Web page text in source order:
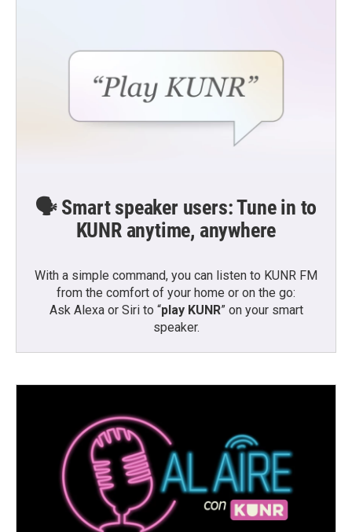
🗣️ Smart speaker users: Tune in to
KUNR anytime, anywhere
With a simple command, you can listen to KUNR FM
from the comfort of your home or on the go:
Ask Alexa or Siri to “play KUNR” on your smart
speaker.